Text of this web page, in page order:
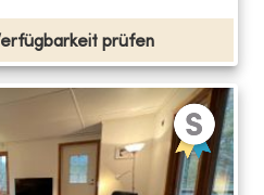
prüfen